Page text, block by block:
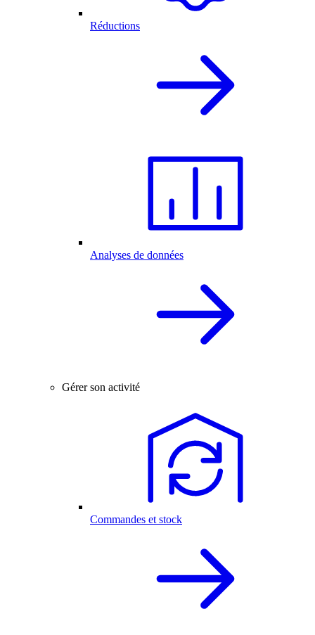
Réductions
Analyses de données
Gérer son activité
Commandes et stock